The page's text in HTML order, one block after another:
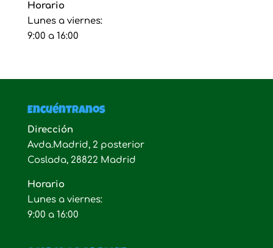
Horario
Lunes a viernes:
9:00 a 16:00
Encuéntranos
Dirección
Avda.Madrid, 2 posterior
Coslada, 28822 Madrid
Horario
Lunes a viernes:
9:00 a 16:00